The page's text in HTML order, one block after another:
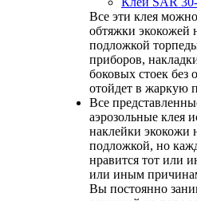
Все эти клея
обтяжки экокожей
подложкой
приборов,
боковых стоек без
отойдет в жаркую
Все
аэрозольные клея
наклейки экокожи
подложкой, но
нравится тот или
или иным
Вы постоянно